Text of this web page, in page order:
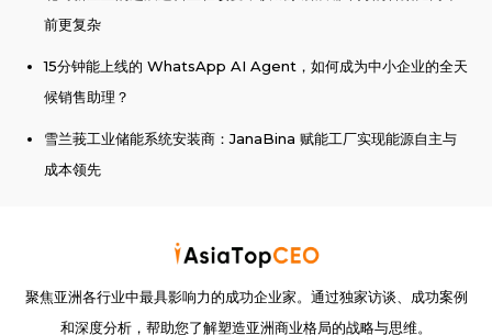
前更复杂
15分钟能上线的 WhatsApp AI Agent，如何成为中小企业的全天
候销售助理？
雪兰莪工业储能系统安装商：JanaBina 赋能工厂实现能源自主与
成本领先
聚焦亚洲各行业中最具影响力的成功企业家。通过独家访谈、成功案例
和深度分析，帮助您了解塑造亚洲商业格局的战略与思维。